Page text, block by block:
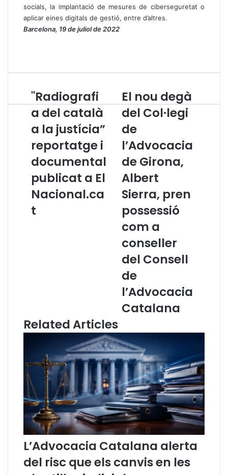
socials, la implantació de mesures de ciberseguretat o
aplicar eines digitals de gestió, entre d’altres.
Barcelona, 19 de juliol de 2022
"
R
a
d
o
g
r
a
f
i
a
l
t
c
i
a
”
r
p
"Radiografi
a del català
a la justícia”
reportatge i
documental
publicat a El
Nacional.ca
t
E
l
n
o
e
g
à
d
e
o
l
l
e
g
i
d
’
A
d
v
o
c
a
c
i
a
d
G
El nou degà
del Col·legi
de
l’Advocacia
de Girona,
Albert
Sierra, pren
possessió
com a
conseller
del Consell
de
l’Advocacia
Catalana
Related Articles
L’Advocacia Catalana alerta
del risc que els canvis en les